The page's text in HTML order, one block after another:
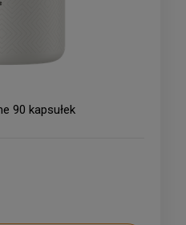
90 kapsułek